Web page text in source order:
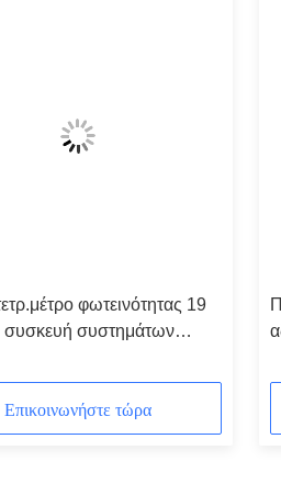
φωτεινότητας 19
συσκευή συστημάτων
διαφήμιση
Επικοινωνήστε τώρα